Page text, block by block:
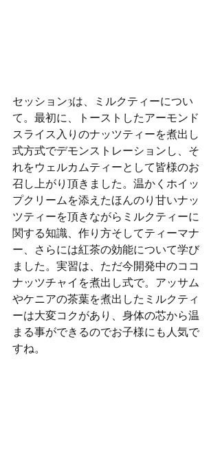
セッション3は、ミルクティーについ
て。最初に、トーストしたアーモンド
スライス入りのナッツティーを煮出し
式方式でデモンストレーションし、そ
れをウェルカムティーとして皆様のお
召し上がり頂きました。温かくホイッ
プクリームを添えたほんのり甘いナッ
ツティーを頂きながらミルクティーに
関する知識、作り方そしてティーマナ
ー、さらには紅茶の効能について学び
ました。実習は、ただ今開発中のココ
ナッツチャイを煮出し式で。アッサム
やケニアの茶葉を煮出したミルクティ
ーは大変コクがあり、身体の芯から温
まる事ができるのでお子様にも人気で
すね。